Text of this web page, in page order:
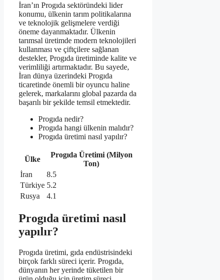
İran’ın Progıda sektöründeki lider
konumu, ülkenin tarım politikalarına
ve teknolojik gelişmelere verdiği
öneme dayanmaktadır. Ülkenin
tarımsal üretimde modern teknolojileri
kullanması ve çiftçilere sağlanan
destekler, Progıda üretiminde kalite ve
verimliliği artırmaktadır. Bu sayede,
İran dünya üzerindeki Progıda
ticaretinde önemli bir oyuncu haline
gelerek, markalarını global pazarda da
başarılı bir şekilde temsil etmektedir.
Progıda nedir?
Progıda hangi ülkenin malıdır?
Progıda üretimi nasıl yapılır?
Ülke
Progıda Üretimi (Milyon
Ton)
İran
8.5
Türkiye 5.2
Rusya
4.1
Progıda üretimi nasıl
yapılır?
Progıda üretimi, gıda endüstrisindeki
birçok farklı süreci içerir. Progıda,
dünyanın her yerinde tüketilen bir